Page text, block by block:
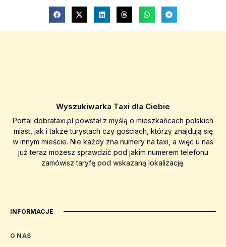
Wyszukiwarka Taxi dla Ciebie
Portal dobrataxi.pl powstał z myślą o mieszkańcach polskich
miast, jak i także turystach czy gościach, którzy znajdują się
w innym mieście. Nie każdy zna numery na taxi, a więc u nas
już teraz możesz sprawdzić pod jakim numerem telefonu
zamówisz taryfę pod wskazaną lokalizację.
INFORMACJE
O NAS